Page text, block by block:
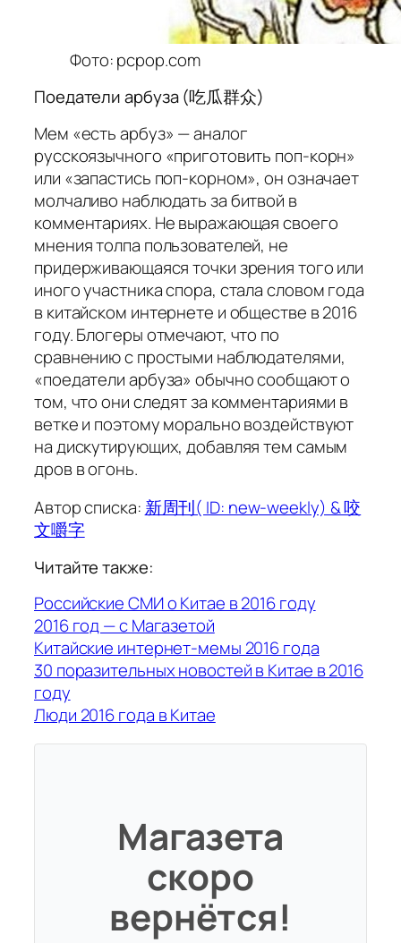
Фото: pcpop.com
Поедатели арбуза (吃瓜群众)
Мем «есть арбуз» — аналог
русскоязычного «приготовить поп-корн»
или «запастись поп-корном», он означает
молчаливо наблюдать за битвой в
комментариях. Не выражающая своего
мнения толпа пользователей, не
придерживающаяся точки зрения того или
иного участника спора, стала словом года
в китайском интернете и обществе в 2016
году. Блогеры отмечают, что по
сравнению с простыми наблюдателями,
«поедатели арбуза» обычно сообщают о
том, что они следят за комментариями в
ветке и поэтому морально воздействуют
на дискутирующих, добавляя тем самым
дров в огонь.
Автор списка: 新周刊( ID: new-weekly) & 咬
文嚼字
Читайте также:
Российские СМИ о Китае в 2016 году
2016 год — с Магазетой
Китайские интернет-мемы 2016 года
30 поразительных новостей в Китае в 2016
году
Люди 2016 года в Китае
Магазета
скоро
вернётся!